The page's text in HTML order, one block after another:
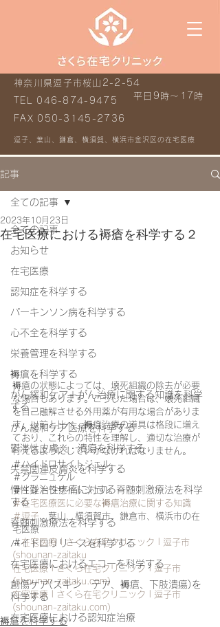
平日9時～17時
神奈川県逗子市桜山2-2-54
TEL 046-874-9475
FAX 050-3145-2736
逗子、葉山、鎌倉、横須賀、横浜市金沢区の在宅医療
記事
全ての記事
お知らせ
在宅医療
認知症を科学する
パーキンソン病を科学する
心不全を科学する
栄養管理を科学する
褥瘡を科学する
がん緩和ケア＋がん治療に関する知識を科学
する
がん緩和ケア医療を科学する
鬱滞性皮膚炎・潰瘍を科学する
失禁関連皮膚炎を科学する
慢性難治性疼痛に対する脊髄刺激療法を科学
する
脊髄刺激療法を科学する
ハイドロリリースを科学する
在宅医療におけるエコーを科学する
創傷ケア(スキン テア、褥瘡、下肢潰瘍)を
科学する
在宅医療における認知症治療
全ての記事
在宅医療における褥瘡を科学する２
2023年10月23日
褥瘡の状態によっては、壊死組織の除去が必要
な場合もあります。こうした場合は、壊死組織
を自己融解させる外用薬が有用な場合がありま
す。以前と比べ、褥瘡治療の道具は格段に増え
ており、これらの特性を理解し、適切な治療が
行えるようにしていかなければなりません。
＃ハイドロサイトジェル
＃グラニュゲル
＃イントラサイトジェル
＃在宅医療医に必要な褥瘡治療に関する知識
＃逗子、葉山、横須賀市、鎌倉市、横浜市の在
宅医療
＃在宅医療 | さくら在宅クリニック | 逗子市
(shounan-zaitaku
在宅医療 | さくら在宅クリニック | 逗子市
(shounan-zaitaku.com)
在宅医療 | さくら在宅クリニック | 逗子市
(shounan-zaitaku.com)
褥瘡を科学する